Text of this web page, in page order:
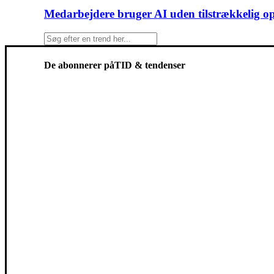
Medarbejdere bruger AI uden tilstrækkelig
De abonnerer påTID & tendenser